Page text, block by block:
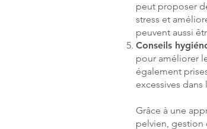
peut proposer
stress et
peuvent aussi
Conseils
pour améliorer
également
excessives
Grâce à une
pelvien, gestion